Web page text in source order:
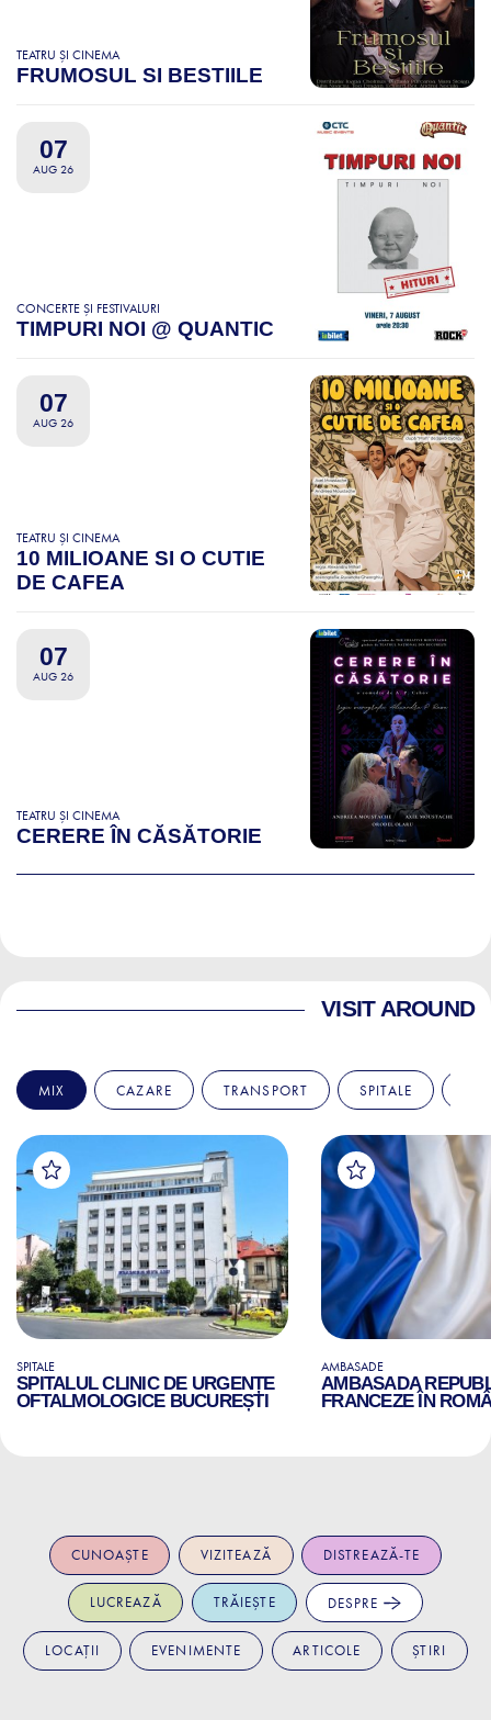
TEATRU ȘI CINEMA
FRUMOSUL SI BESTIILE
07
AUG 26
CONCERTE ȘI FESTIVALURI
TIMPURI NOI @ QUANTIC
07
AUG 26
TEATRU ȘI CINEMA
10 MILIOANE SI O CUTIE
DE CAFEA
07
AUG 26
TEATRU ȘI CINEMA
CERERE ÎN CĂSĂTORIE
VISIT AROUND
MIX CAZARE TRANSPORT SPITALE
SPITALE
SPITALUL CLINIC DE URGENȚE
OFTALMOLOGICE BUCUREȘTI
AMBASADE
AMBASADA
FRANCEZE ÎN
CUNOAȘTE VIZITEAZĂ DISTREAZĂ-TE
LUCREAZĂ TRĂIEȘTE DESPRE
LOCAȚII EVENIMENTE ARTICOLE ȘTIRI